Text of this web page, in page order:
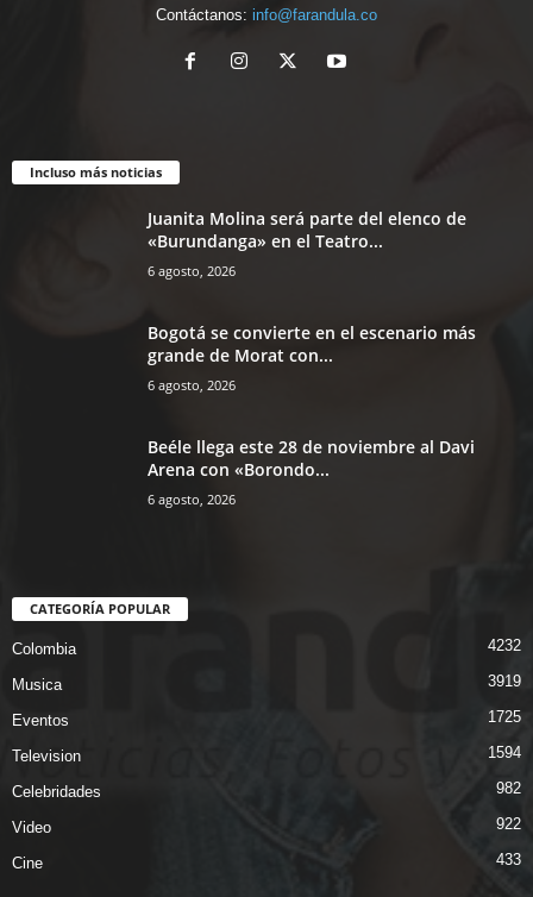
Contáctanos: info@farandula.co
Incluso más noticias
Juanita Molina será parte del elenco de
«Burundanga» en el Teatro...
6 agosto, 2026
Bogotá se convierte en el escenario más
grande de Morat con...
6 agosto, 2026
Beéle llega este 28 de noviembre al Davi
Arena con «Borondo...
6 agosto, 2026
CATEGORÍA POPULAR
Colombia 4232
Musica 3919
Eventos 1725
Television 1594
Celebridades 982
Video 922
Cine 433